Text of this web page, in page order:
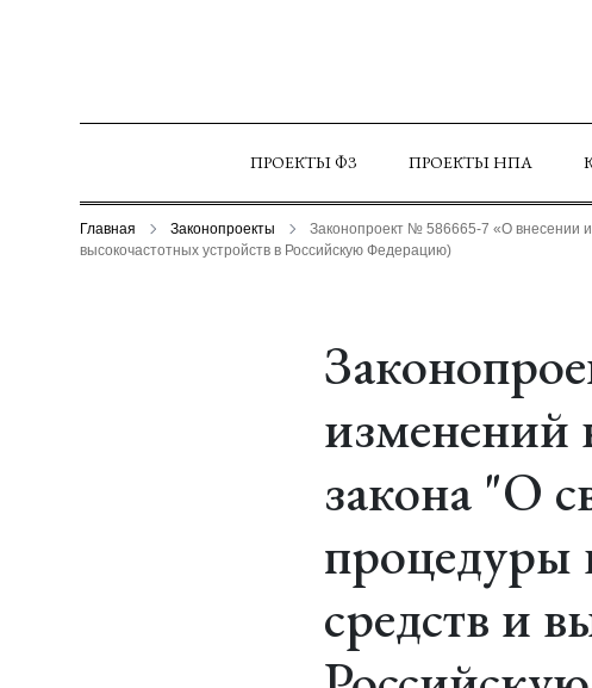
ПРОЕКТЫ ФЗ ПРОЕКТЫ НПА
Главная Законопроекты
Законопроект № 586665-7 «О внесении
высокочастотных устройств в Российскую Федерацию)
изменений
закона "О
процедуры
средств и